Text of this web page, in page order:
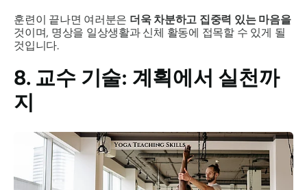
훈련이 끝나면 여러분은 더욱 차분하고 집중력 있는 마음을
것이며, 명상을 일상생활과 신체 활동에 접목할 수 있게 될
것입니다.
8. 교수 기술: 계획에서 실천까
지